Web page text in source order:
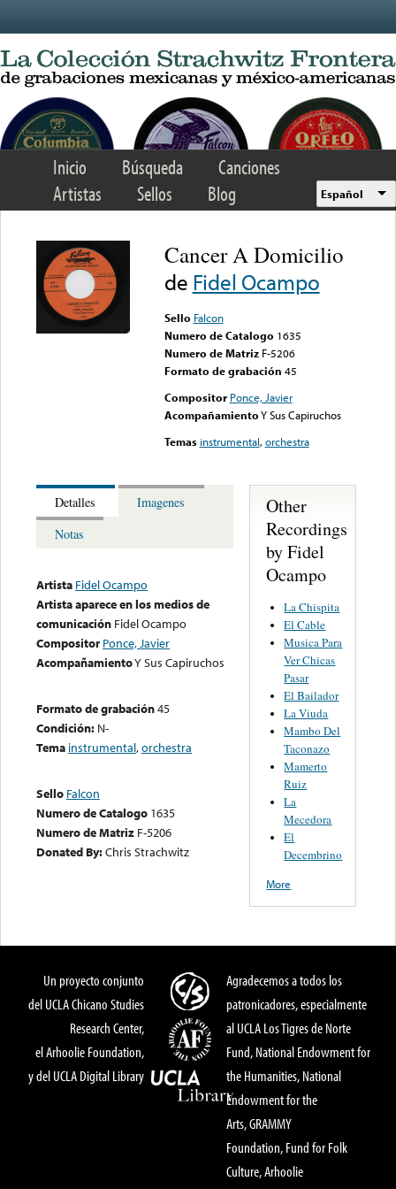
Inicio Búsqueda
Canciones
Artistas
Sellos Blog Español
Cancer A Domicilio
de Fidel Ocampo
Sello Falcon
Numero de Catalogo 1635
Numero de Matriz F-5206
Formato de grabación 45
Compositor Ponce, Javier
AcompañamientoY Sus Capiruchos
Temas instrumental,orchestra
Detalles
Imagenes
Notas
Artista Fidel Ocampo
Artista aparece en los medios de
comunicación Fidel Ocampo
Compositor Ponce, Javier
AcompañamientoY Sus Capiruchos
Formato de grabación45
Condición: N-
Tema instrumental,orchestra
Sello Falcon
Numero de Catalogo 1635
Numero de Matriz F-5206
Donated By:Chris Strachwitz
Other
Recordings
by Fidel
Ocampo
La Chispita
El Cable
Musica Para
Ver Chicas
Pasar
El Bailador
La Viuda
Mambo Del
Taconazo
Mamerto
Ruiz
La
Mecedora
El
Decembrino
More
Un proyecto conjunto
del UCLA Chicano Studies
Research Center,
el Arhoolie Foundation,
y del UCLA Digital Library
Agradecemos a todos los
patronicadores, especialmente
al UCLA Los Tigres de Norte
Fund, National Endowment for
the Humanities, National
Endowment for the
Arts, GRAMMY
Foundation, Fund for Folk
Culture, Arhoolie